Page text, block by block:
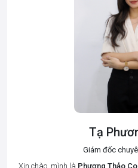
Tạ
Giám đốc
Xin chào, mình là Phương Thảo